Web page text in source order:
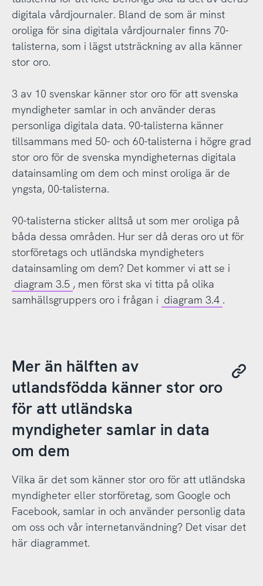
digitala vårdjournaler. Bland de som är minst
oroliga för sina digitala vårdjournaler finns 70-
talisterna, som i lägst utsträckning av alla känner
stor oro.
3 av 10 svenskar känner stor oro för att svenska
myndigheter samlar in och använder deras
personliga digitala data. 90-talisterna känner
tillsammans med 50- och 60-talisterna i högre grad
stor oro för de svenska myndigheternas digitala
datainsamling om dem och minst oroliga är de
yngsta, 00-talisterna.
90-talisterna sticker alltså ut som mer oroliga på
båda dessa områden. Hur ser då deras oro ut för
storföretags och utländska myndigheters
datainsamling om dem? Det kommer vi att se i
diagram 3.5 , men först ska vi titta på olika
samhällsgruppers oro i frågan i diagram 3.4 .
Mer än hälften av
utlandsfödda känner stor oro
för att utländska
myndigheter samlar in data
om dem
Vilka är det som känner stor oro för att utländska
myndigheter eller storföretag, som Google och
Facebook, samlar in och använder personlig data
om oss och vår internetanvändning? Det visar det
här diagrammet.